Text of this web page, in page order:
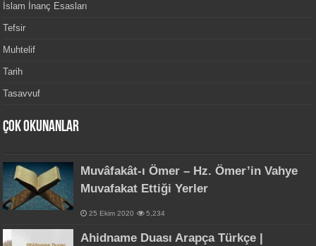
İslam İnanç Esasları
Tefsir
Muhtelif
Tarih
Tasavvuf
Çok Okunanlar
Muvâfakât-ı Ömer – Hz. Ömer’in Vahye
Muvafakat Ettiği Yerler
25 Ekim 2020 5,234
Ahidname Duası Arapça Türkçe |